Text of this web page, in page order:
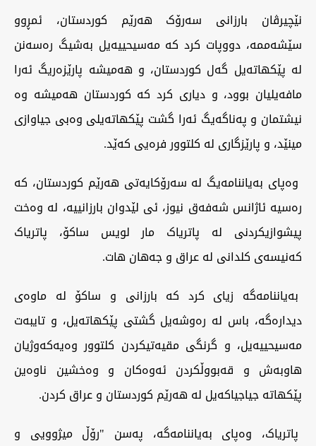
نێچیرڤان بارزانی سەرۆک هەرێم کوردستان، ئمڕوو
سێشەممە، دووپات کرد کە مەسیحییەیل بەشیگ رەسەنن
لە پێکهاتەیل گەل کوردستان، و هەمیشە پارێزەریگ ئەرا
مافەیلیان بوود، و دیاری کرد کە کوردستان هەمیشە وە
نیشتمان و پەناگەیگ ئەرا گشت پێکهاتەیلی وەبی جیاوازی
مینێد، و پارێزگاری لە کلتوور فرەیی کەێد.
وەپای بەیاننامەیگ لە سەرۆکایەتی هەرێم کوردستان، کە
رەسیە ئاژانس شەفەق نیوز، ئی لێدوان بارزانییە، لە وەخت
پیشوازیکردنی لە پاتریاک مار لویس ساکۆ، پاتریاک
کەنیسەی کلدانی لە عراق و جەهان هات.
بەیاننامەگە زیای کرد کە بارزانی و ساکۆ لە ماوەی
دیدارەگە، باس لە رەوشەیل گشتی پێکهاتەیل، و تایبەت
مەسیحییەیل، و گرنگی مقیەتیکردن کلتوور وەیەکەوژیان
هاوبەش و قەبووڵکردن ئەوەکان و وەخشین ناوەین
پێکهاتە جیاجیاکەیل لە هەرێم کوردستان و عراق کردن.
پاتریاک، وەپای بەیاننامەگە، پەسن "رۆڵ میژوویی و